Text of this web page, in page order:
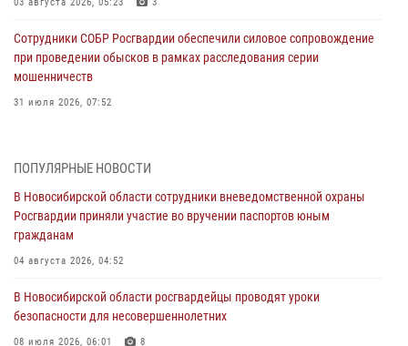
Сотрудники СОБР Росгвардии обеспечили силовое сопровождение
при проведении обысков в рамках расследования серии
мошенничеств
31 июля 2026, 07:52
При силовой поддержке бойцов ОМОН и СОБР Росгвардии
пресечена деятельность группы лиц, причастных к мошенничеству
в сфере страхования
В Новосибирске сотрудниками вневедомственной охраны
Росгвардии задержан гражданин, находящийся в розыске
ПОПУЛЯРНЫЕ НОВОСТИ
В Новосибирской области сотрудники вневедомственной охраны
Росгвардии приняли участие во вручении паспортов юным
гражданам
04 августа 2026, 04:52
В Новосибирской области росгвардейцы проводят уроки
безопасности для несовершеннолетних
08 июля 2026, 06:01 8